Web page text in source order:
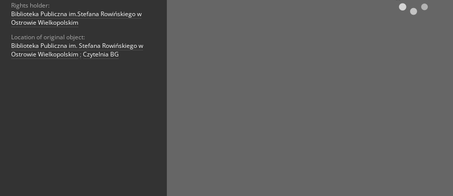
Rights holder:
Biblioteka Publiczna im.Stefana Rowińskiego w
Ostrowie Wielkopolskim
Location of original object:
Biblioteka Publiczna im. Stefana Rowińskiego w
Ostrowie Wielkopolskim ; Czytelnia BG